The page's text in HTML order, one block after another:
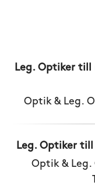
Leg. Optiker till
Optik & Leg.
Leg. Optiker till
Optik &